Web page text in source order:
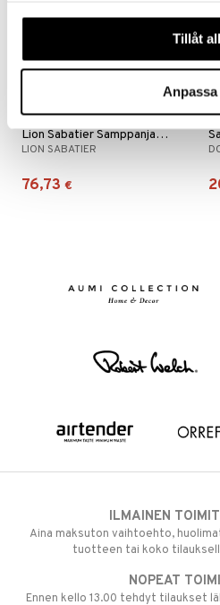
våra cookies vid fortsatt
Tillåt
Anpassa
Lion Sabatier Samppanjasapeli
LION SABATIER
76,73 €
ILMAINEN
Aina maksuton vaihtoehto,
tuotteen tai koko
NOPEAT
Ennen kello 13.00 tehdyt tilaukset